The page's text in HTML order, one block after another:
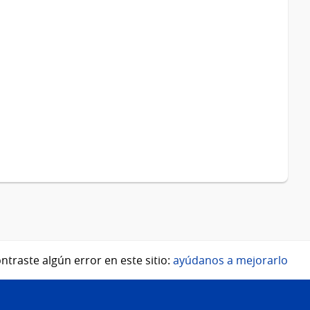
algún error en este sitio: ayúdanos a mejorarlo